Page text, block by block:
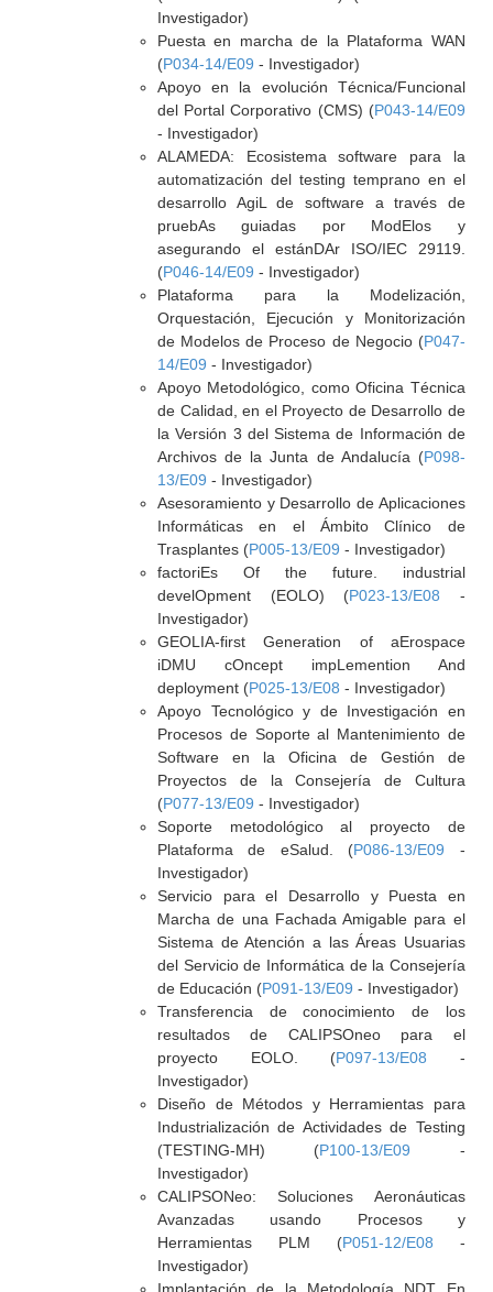
Investigador)
Puesta en marcha de la Plataforma WAN
(P034-14/E09 - Investigador)
Apoyo en la evolución Técnica/Funcional
del Portal Corporativo (CMS) (P043-14/E09
- Investigador)
ALAMEDA: Ecosistema software para la
automatización del testing temprano en el
desarrollo AgiL de software a través de
pruebAs guiadas por ModElos y
asegurando el estánDAr ISO/IEC 29119.
(P046-14/E09 - Investigador)
Plataforma para la Modelización,
Orquestación, Ejecución y Monitorización
de Modelos de Proceso de Negocio (P047-
14/E09 - Investigador)
Apoyo Metodológico, como Oficina Técnica
de Calidad, en el Proyecto de Desarrollo de
la Versión 3 del Sistema de Información de
Archivos de la Junta de Andalucía (P098-
13/E09 - Investigador)
Asesoramiento y Desarrollo de Aplicaciones
Informáticas en el Ámbito Clínico de
Trasplantes (P005-13/E09 - Investigador)
factoriEs Of the future. industrial
develOpment (EOLO) (P023-13/E08 -
Investigador)
GEOLIA-first Generation of aErospace
iDMU cOncept impLemention And
deployment (P025-13/E08 - Investigador)
Apoyo Tecnológico y de Investigación en
Procesos de Soporte al Mantenimiento de
Software en la Oficina de Gestión de
Proyectos de la Consejería de Cultura
(P077-13/E09 - Investigador)
Soporte metodológico al proyecto de
Plataforma de eSalud. (P086-13/E09 -
Investigador)
Servicio para el Desarrollo y Puesta en
Marcha de una Fachada Amigable para el
Sistema de Atención a las Áreas Usuarias
del Servicio de Informática de la Consejería
de Educación (P091-13/E09 - Investigador)
Transferencia de conocimiento de los
resultados de CALIPSOneo para el
proyecto EOLO. (P097-13/E08 -
Investigador)
Diseño de Métodos y Herramientas para
Industrialización de Actividades de Testing
(TESTING-MH) (P100-13/E09 -
Investigador)
CALIPSONeo: Soluciones Aeronáuticas
Avanzadas usando Procesos y
Herramientas PLM (P051-12/E08 -
Investigador)